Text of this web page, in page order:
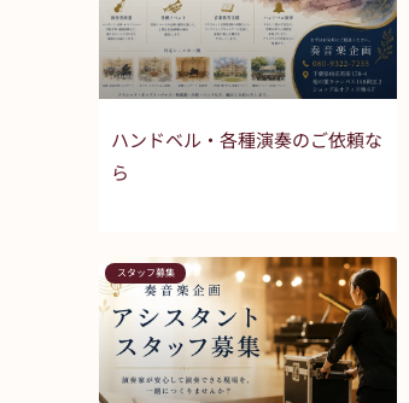
ハンドベル・各種演奏のご依頼な
ら
スタッフ募集